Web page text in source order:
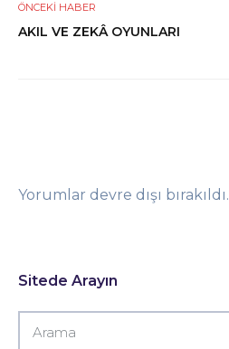
ÖNCEKI HABER
AKIL VE ZEKÂ OYUNLARI
Yorumlar devre dışı bırakıldı.
Sitede Arayın